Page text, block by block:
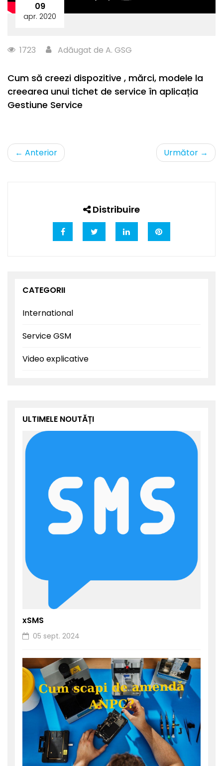
09
apr. 2020
1723 Adăugat de A. GSG
Cum să creezi dispozitive , mărci, modele la
creearea unui tichet de service în aplicația
Gestiune Service
← Anterior Următor →
Distribuire
CATEGORII
International
Service GSM
Video explicative
ULTIMELE NOUTĂȚI
xSMS
05 sept. 2024